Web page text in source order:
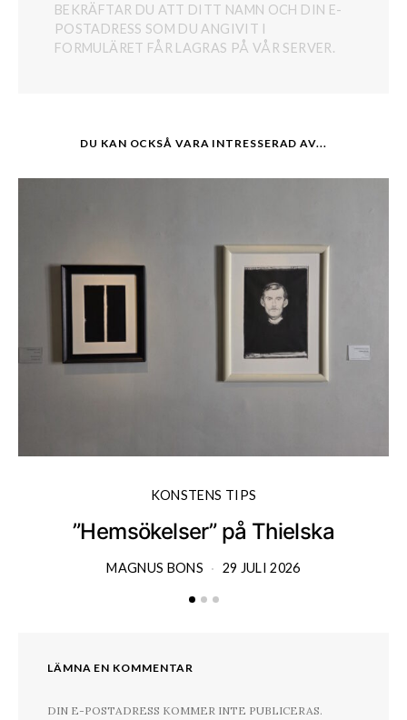
BEKRÄFTAR DU ATT DITT NAMN OCH DIN E-
POSTADRESS SOM DU ANGIVIT I
FORMULÄRET FÅR LAGRAS PÅ VÅR SERVER.
DU KAN OCKSÅ VARA INTRESSERAD AV...
KONSTENS TIPS
”Hemsökelser” på Thielska
MAGNUS BONS 29 JULI 2026
LÄMNA EN KOMMENTAR
DIN E-POSTADRESS KOMMER INTE PUBLICERAS.